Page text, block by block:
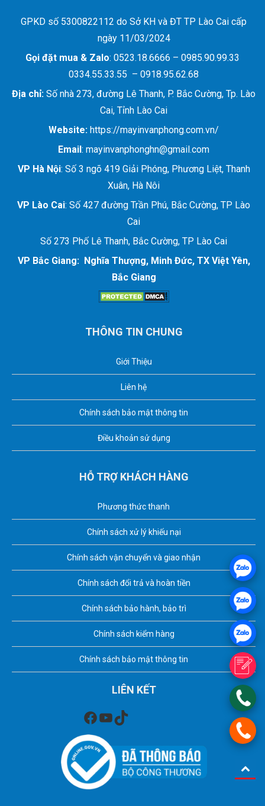
GPKD số 5300822112 do Sở KH và ĐT TP Lào Cai cấp
ngày 11/03/2024
Gọi đặt mua & Zalo: 0523.18.6666 – 0985.90.99.33
0334.55.33.55 – 0918.95.62.68
Địa chỉ: Số nhà 273, đường Lê Thanh, P. Bắc Cường, Tp. Lào
Cai, Tỉnh Lào Cai
Website: https://mayinvanphong.com.vn/
Email: mayinvanphonghn@gmail.com
VP Hà Nội: Số 3 ngõ 419 Giải Phóng, Phương Liệt, Thanh
Xuân, Hà Nôi
VP Lào Cai: Số 427 đường Trần Phú, Bắc Cường, TP Lào
Cai
Số 273 Phố Lê Thanh, Bắc Cường, TP Lào Cai
VP Bắc Giang: Nghĩa Thượng, Minh Đức, TX Việt Yên,
Bắc Giang
THÔNG TIN CHUNG
Giới Thiệu
Liên hệ
Chính sách bảo mật thông tin
Điều khoản sử dụng
HỖ TRỢ KHÁCH HÀNG
Phương thức thanh
Chính sách xử lý khiếu nại
Chính sách vận chuyển và giao nhận
Chính sách đổi trả và hoàn tiền
Chính sách bảo hành, bảo trì
Chính sách kiểm hàng
Chính sách bảo mật thông tin
LIÊN KẾT
Facebook
Youtube
TikTok